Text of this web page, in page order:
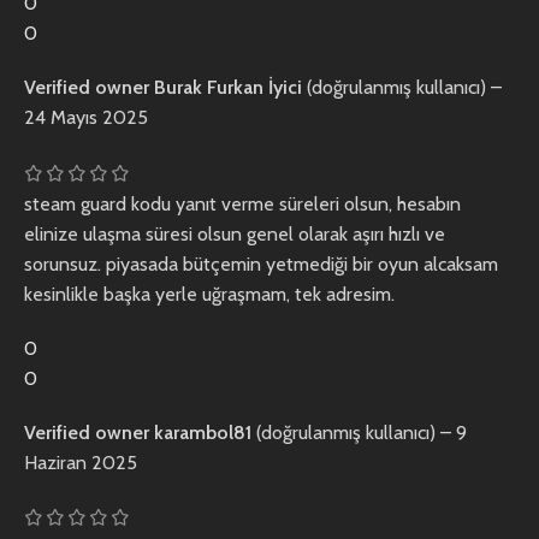
0
Verified owner Burak Furkan İyici (doğrulanmış kullanıcı) –
24 Mayıs 2025
steam guard kodu yanıt verme süreleri olsun, hesabın
elinize ulaşma süresi olsun genel olarak aşırı hızlı ve
sorunsuz. piyasada bütçemin yetmediği bir oyun alcaksam
kesinlikle başka yerle uğraşmam, tek adresim.
0
0
Verified owner karambol81 (doğrulanmış kullanıcı) – 9
Haziran 2025